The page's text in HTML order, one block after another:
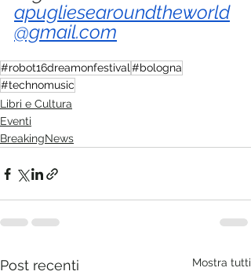
apugliesearoundtheworld
@gmail.com
#robot16dreamonfestival #bologna
#technomusic
Libri e Cultura
Eventi
BreakingNews
Post recenti Mostra tutti